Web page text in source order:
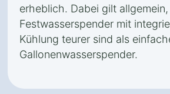
erheblich. Dabei gilt
Festwasserspender mit
Kühlung teurer sind als
Gallonenwasserspender.